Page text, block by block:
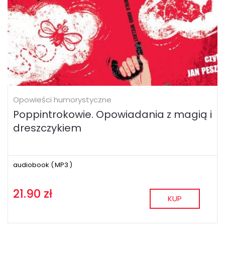
Opowieści humorystyczne
Poppintrokowie. Opowiadania z magią i
dreszczykiem
audiobook (MP3 )
21.90 zł KUP